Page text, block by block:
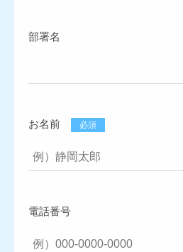
部署名
お名前 必須
電話番号